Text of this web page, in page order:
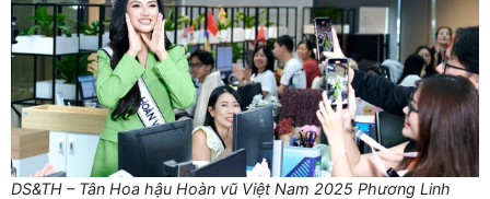
DS&TH – Tân Hoa hậu Hoàn vũ Việt Nam 2025 Phương Linh